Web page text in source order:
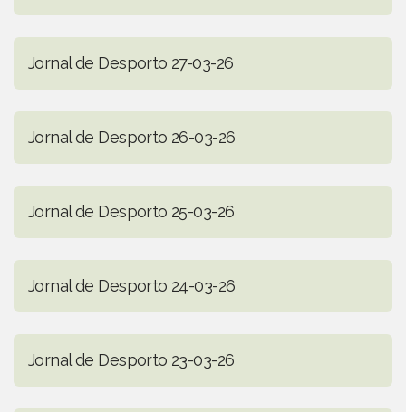
Jornal de Desporto 27-03-26
Jornal de Desporto 26-03-26
Jornal de Desporto 25-03-26
Jornal de Desporto 24-03-26
Jornal de Desporto 23-03-26